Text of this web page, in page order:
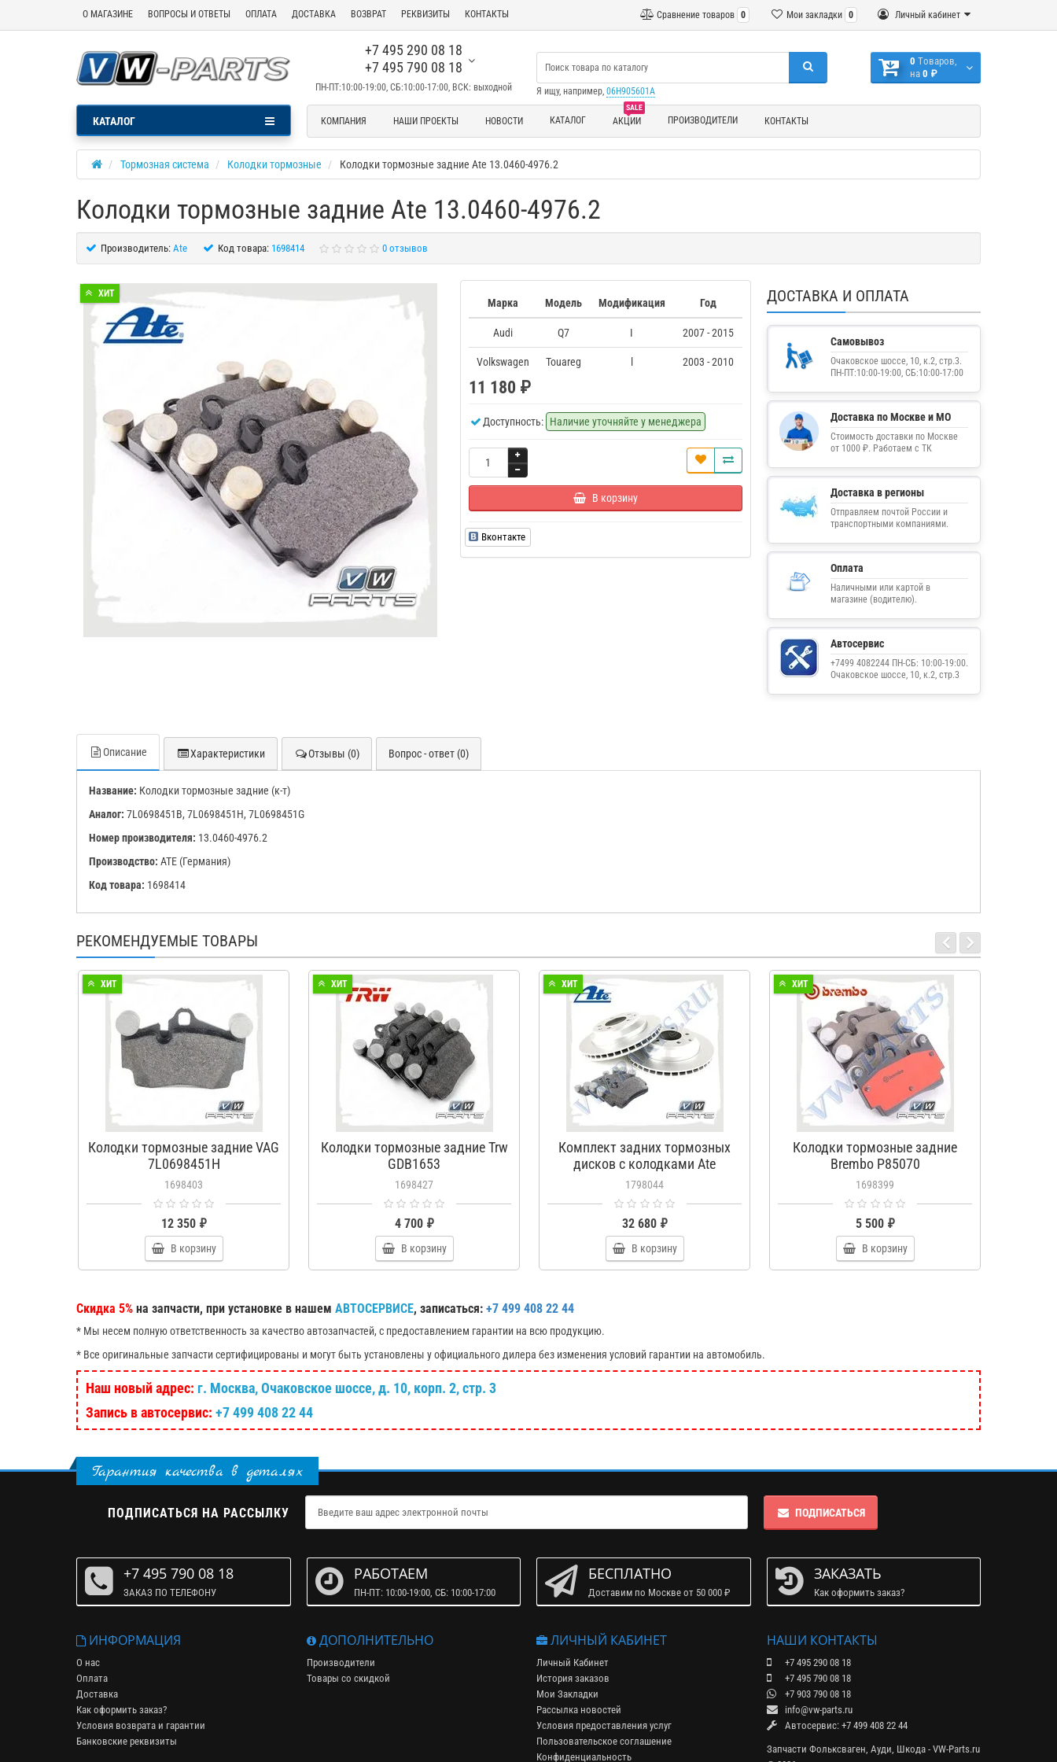
О МАГАЗИНЕ ВОПРОСЫ И ОТВЕТЫ ОПЛАТА ДОСТАВКА ВОЗВРАТ РЕКВИЗИТЫ КОНТАКТЫ Личный кабинет
Мои закладки 0
Сравнение товаров 0
+7 495 290 08 18
+7 495 790 08 18
ПН-ПТ:10:00-19:00, СБ:10:00-17:00, ВСК: выходной
0 Tоваров,
на 0 ₽
Я ищу, например, 06H905601A
КАТАЛОГ КОМПАНИЯ НАШИ ПРОЕКТЫ НОВОСТИ КАТАЛОГ
SALE
АКЦИИ ПРОИЗВОДИТЕЛИ КОНТАКТЫ
Тормозная система Колодки тормозные Колодки тормозные задние Ate 13.0460-4976.2
Колодки тормозные задние Ate 13.0460-4976.2
Производитель: Ate Код товара: 1698414 0 отзывов
ХИТ
Марка Модель Модификация Год
Audi Q7 I 2007 - 2015
Volkswagen Touareg 2003 - 2010
11 180 ₽
Доступность: Наличие уточняйте у менеджера
В корзину
Вконтакте
ДОСТАВКА И ОПЛАТА
Самовывоз
Очаковское шоссе, 10, к.2, стр.3.
ПН-ПТ:10:00-19:00, СБ:10:00-17:00
Доставка по Москве и МО
Стоимость доставки по Москве
от 1000 ₽. Работаем с ТК
Доставка в регионы
Отправляем почтой России и
транспортными компаниями.
Оплата
Наличными или картой в
магазине (водителю).
Автосервис
+7499 4082244 ПН-СБ: 10:00-19:00.
Очаковское шоссе, 10, к.2, стр.3
Описание Характеристики Отзывы (0) Вопрос - ответ (0)
Название: Колодки тормозные задние (к-т)
Аналог: 7L0698451B, 7L0698451H, 7L0698451G
Номер производителя: 13.0460-4976.2
Производство: ATE (Германия)
Код товара: 1698414
РЕКОМЕНДУЕМЫЕ ТОВАРЫ
ХИТ
Колодки тормозные задние VAG
7L0698451H
1698403
12 350 ₽
В корзину
ХИТ
Колодки тормозные задние Trw
GDB1653
1698427
4 700 ₽
В корзину
ХИТ
Комплект задних тормозных
дисков с колодками Ate
1798044
1798044
32 680 ₽
В корзину
ХИТ
Колодки тормозные задние
Brembo P85070
1698399
5 500 ₽
В корзину
Скидка 5% на запчасти, при установке в нашем АВТОСЕРВИСЕ, записаться: +7 499 408 22 44
* Мы несем полную ответственность за качество автозапчастей, с предоставлением гарантии на всю продукцию.
* Все оригинальные запчасти сертифицированы и могут быть установлены у официального дилера без изменения условий гарантии на автомобиль.
Наш новый адрес: г. Москва, Очаковское шоссе, д. 10, корп. 2, стр. 3
Запись в автосервис: +7 499 408 22 44
Гарантия качества в деталях
ПОДПИСАТЬСЯ НА РАССЫЛКУ ПОДПИСАТЬСЯ
+7 495 790 08 18
ЗАКАЗ ПО ТЕЛЕФОНУ
РАБОТАЕМ
ПН-ПТ: 10:00-19:00, СБ: 10:00-17:00
БЕСПЛАТНО
Доставим по Москве от 50 000 ₽
ЗАКАЗАТЬ
Как оформить заказ?
ИНФОРМАЦИЯ
О нас
Оплата
Доставка
Как оформить заказ?
Условия возврата и гарантии
Банковские реквизиты
ДОПОЛНИТЕЛЬНО
Производители
Товары со скидкой
ЛИЧНЫЙ КАБИНЕТ
Личный Кабинет
История заказов
Мои Закладки
Рассылка новостей
Условия предоставления услуг
Пользовательское соглашение
Конфиденциальность
НАШИ КОНТАКТЫ
+7 495 290 08 18
+7 495 790 08 18
+7 903 790 08 18
info@vw-parts.ru
Автосервис: +7 499 408 22 44
Запчасти Фольксваген, Ауди, Шкода - VW-Parts.ru